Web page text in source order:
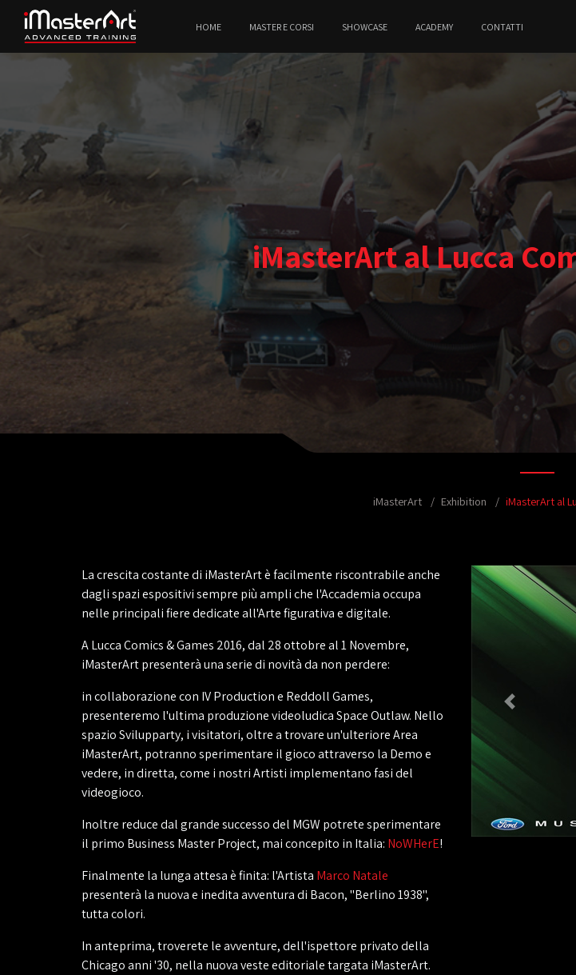
HOME MASTER E CORSI SHOWCASE ACADEMY CONTATTI
iMasterArt al Lucca
iMasterArt Exhibition iMasterArt al
La crescita costante di iMasterArt è facilmente riscontrabile anche
dagli spazi espositivi sempre più ampli che l'Accademia occupa
nelle principali fiere dedicate all'Arte figurativa e digitale.
A Lucca Comics & Games 2016, dal 28 ottobre al 1 Novembre,
iMasterArt presenterà una serie di novità da non perdere:
in collaborazione con IV Production e Reddoll Games,
presenteremo l'ultima produzione videoludica Space Outlaw. Nello
spazio Svilupparty, i visitatori, oltre a trovare un'ulteriore Area
iMasterArt, potranno sperimentare il gioco attraverso la Demo e
vedere, in diretta, come i nostri Artisti implementano fasi del
videogioco.
Inoltre reduce dal grande successo del MGW potrete sperimentare
il primo Business Master Project, mai concepito in Italia: NoWHerE!
Finalmente la lunga attesa è finita: l'Artista Marco Natale
presenterà la nuova e inedita avventura di Bacon, "Berlino 1938",
tutta colori.
In anteprima, troverete le avventure, dell'ispettore privato della
Chicago anni '30, nella nuova veste editoriale targata iMasterArt.